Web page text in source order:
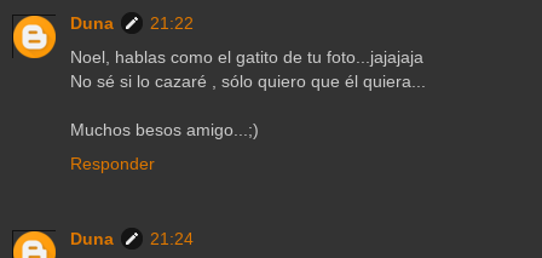
Duna
21:22
Noel, hablas como el gatito de tu foto...jajajaja
No sé si lo cazaré , sólo quiero que él quiera...
Muchos besos amigo...;)
Responder
Duna
21:24